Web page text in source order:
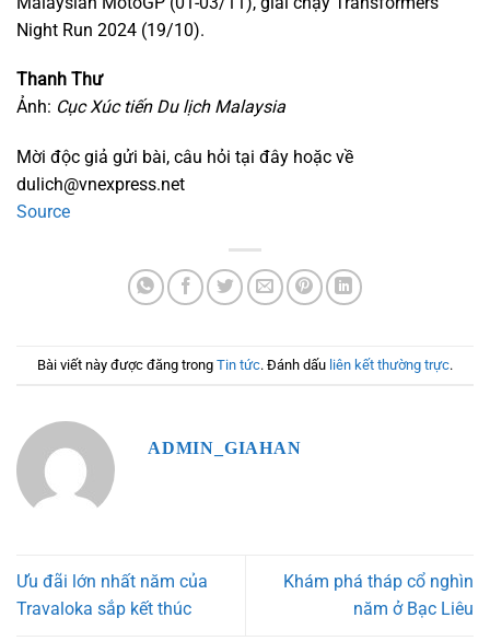
Night Run 2024 (19/10).
Thanh Thư
Ảnh: Cục Xúc tiến Du lịch Malaysia
Mời độc giả gửi bài, câu hỏi tại đây hoặc về
dulich@vnexpress.net
Source
Bài viết này được đăng trong Tin tức. Đánh dấu liên kết thường trực.
ADMIN_GIAHAN
Ưu đãi lớn nhất năm của
Travaloka sắp kết thúc
Khám phá tháp cổ nghìn
năm ở Bạc Liêu